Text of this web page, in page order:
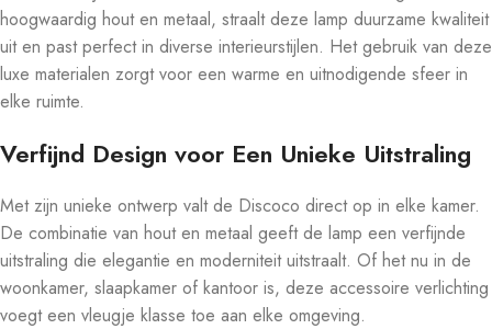
hoogwaardig hout en metaal, straalt deze lamp duurzame kwaliteit
uit en past perfect in diverse interieurstijlen. Het gebruik van deze
luxe materialen zorgt voor een warme en uitnodigende sfeer in
elke ruimte.
Verfijnd Design voor Een Unieke Uitstraling
Met zijn unieke ontwerp valt de Discoco direct op in elke kamer.
De combinatie van hout en metaal geeft de lamp een verfijnde
uitstraling die elegantie en moderniteit uitstraalt. Of het nu in de
woonkamer, slaapkamer of kantoor is, deze accessoire verlichting
voegt een vleugje klasse toe aan elke omgeving.